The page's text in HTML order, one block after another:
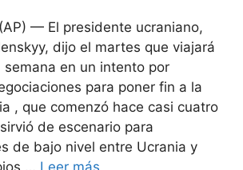
— El presidente ucraniano,
dijo el martes que viajará
semana en un intento por
para poner fin a la
, que comenzó hace casi cuatro
de escenario para
de bajo nivel entre Ucrania y
… Leer más